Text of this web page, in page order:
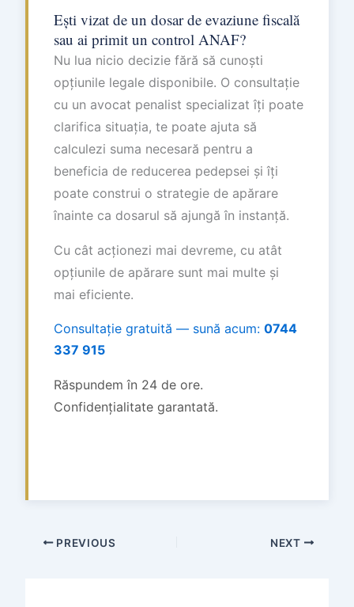
Ești vizat de un dosar de evaziune fiscală
sau ai primit un control ANAF?
Nu lua nicio decizie fără să cunoști
opțiunile legale disponibile. O consultație
cu un avocat penalist specializat îți poate
clarifica situația, te poate ajuta să
calculezi suma necesară pentru a
beneficia de reducerea pedepsei și îți
poate construi o strategie de apărare
înainte ca dosarul să ajungă în instanță.
Cu cât acționezi mai devreme, cu atât
opțiunile de apărare sunt mai multe și
mai eficiente.
Consultație gratuită — sună acum: 0744
337 915
Răspundem în 24 de ore.
Confidențialitate garantată.
PREVIOUS NEXT